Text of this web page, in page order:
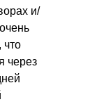
и/
что
через